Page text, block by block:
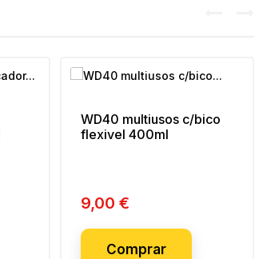
WD40 multiusos c/bico
flexivel 400ml
Preço
9,00 €
Comprar